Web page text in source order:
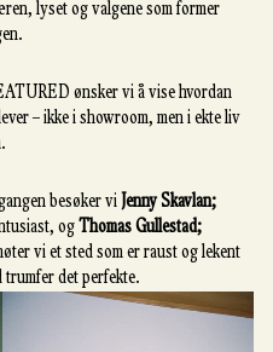
lyset og valgene som former
ønsker vi å vise hvordan
– ikke i showroom, men i ekte liv
besøker vi Jenny Skavlan;
og Thomas Gullestad;
vi et sted som er raust og lekent
trumfer det perfekte.